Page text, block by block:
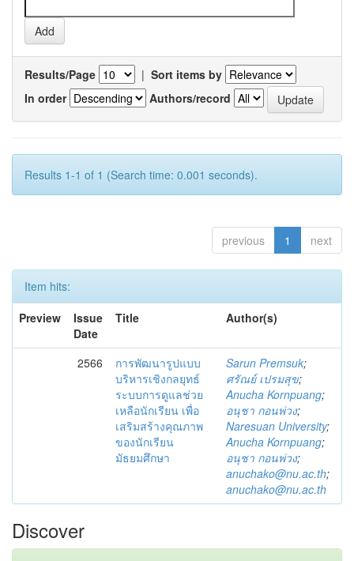
Results/Page | Sort items by
In order
Authors/record
Results 1-1 of 1 (Search time: 0.001 seconds).
previous 1 next
Item hits:
Preview
Issue
Date
Title Author(s)
2566
การพัฒนารูปแบบ
บริหารเชิงกลยุทธ์
ระบบการดูแลช่วย
เหลือนักเรียน เพื่อ
เสริมสร้างคุณภาพ
ของนักเรียน
มัธยมศึกษา
Sarun Premsuk;
ศรัณย์ เปรมสุข;
Anucha Kornpuang;
อนุชา กอนพ่วง;
Naresuan University;
Anucha Kornpuang;
อนุชา กอนพ่วง;
anuchako@nu.ac.th;
anuchako@nu.ac.th
Discover